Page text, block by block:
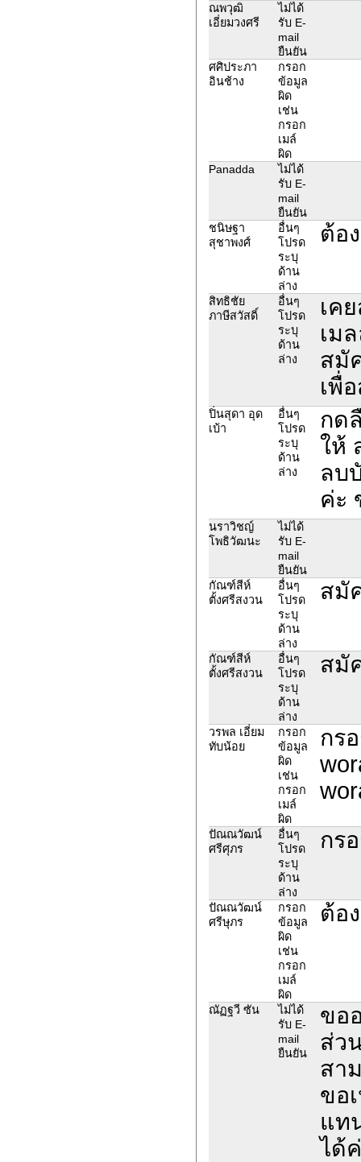
ณพวุฒิ
เอี่ยมวงศรี
ไม่ได้
รับ E-
mail
ยืนยัน
ศศิประภา
อินช้าง
กรอก
ข้อมูล
ผิด
เช่น
กรอก
เมล์
ผิด
Panadda
ไม่ได้
รับ E-
mail
ยืนยัน
ชนิษฐา
สุชาพงศ์
อื่นๆ
โปรด
ระบุ
ด้าน
ล่าง
ต้อ
สิทธิชัย
ภาษีสวัสดิ์
อื่นๆ
โปรด
ระบุ
ด้าน
ล่าง
เค
เม
สมั
เพื่
ปิ่นสุดา อุด
เบ้า
อื่นๆ
โปรด
ระบุ
ด้าน
ล่าง
กด
ให้
ลบ
ค่ะ
นราวิชญ์
โพธิวัฒนะ
ไม่ได้
รับ E-
mail
ยืนยัน
กัณฑ์สีห์
ตั้งศรีสงวน
อื่นๆ
โปรด
ระบุ
ด้าน
ล่าง
สมั
กัณฑ์สีห์
ตั้งศรีสงวน
อื่นๆ
โปรด
ระบุ
ด้าน
ล่าง
สมั
วรพล เอี่ยม
ทับน้อย
กรอก
ข้อมูล
ผิด
เช่น
กรอก
เมล์
ผิด
กร
ปัณณวัฒน์
ศรีศุภร
อื่นๆ
โปรด
ระบุ
ด้าน
ล่าง
กร
ปัณณวัฒน์
ศรีษุภร
กรอก
ข้อมูล
ผิด
เช่น
กรอก
เมล์
ผิด
ต้อ
ณัฏฐวี ซัน
ไม่ได้
รับ E-
mail
ยืนยัน
ขอ
ส่ว
สา
ขอ
แท
ได้